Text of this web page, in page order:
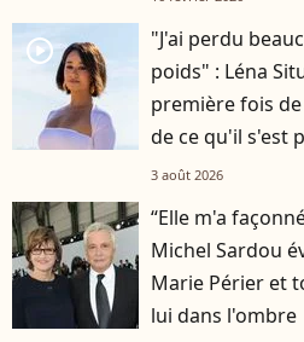
player2
"J'ai perdu
poids" : Léna
première fois
de ce qu'il s'est
3 août 2026
“Elle m'a
Michel Sardou
Marie Périer et
lui dans l'ombre